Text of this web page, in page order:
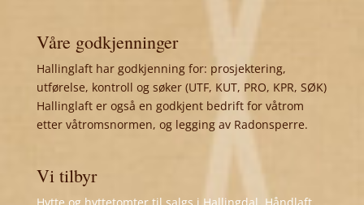
Våre godkjenninger
Hallinglaft har godkjenning for: prosjektering,
utførelse, kontroll og søker (UTF, KUT, PRO, KPR, SØK)
Hallinglaft er også en godkjent bedrift for våtrom
etter våtromsnormen, og legging av Radonsperre.
Vi tilbyr